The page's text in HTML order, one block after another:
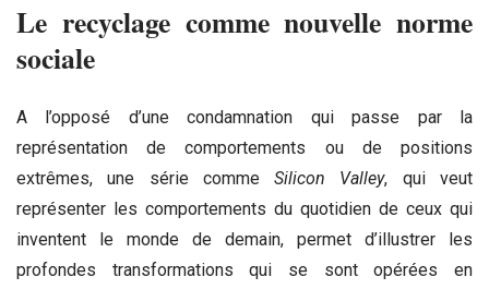
Le recyclage comme nouvelle norme
sociale
A l’opposé d’une condamnation qui passe par la
représentation de comportements ou de positions
extrêmes, une série commeSilicon Valley, qui veut
représenter les comportements du quotidien de ceux qui
inventent le monde de demain, permet d’illustrer les
profondes transformations qui se sont opérées en